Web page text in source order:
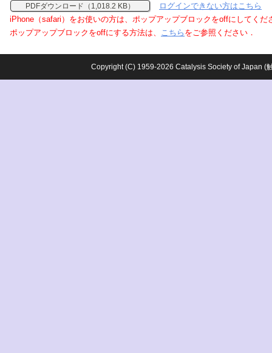
PDFダウンロード（1,018.2 KB）
ログインできない方はこちら
iPhone（safari）をお使いの方は、ポップアップブロックをoffにしてくだ
ポップアップブロックをoffにする方法は、 こちら をご参照ください．
Copyright (C) 1959-2026 Catalysis Society of Japan (